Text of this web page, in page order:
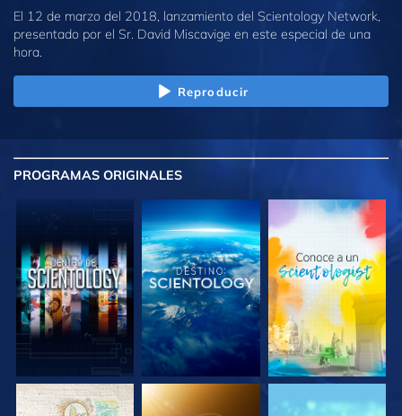
El 12 de marzo del 2018, lanzamiento del Scientology Network,
presentado por el Sr. David Miscavige en este especial de una
hora.
Reproducir
PROGRAMAS ORIGINALES